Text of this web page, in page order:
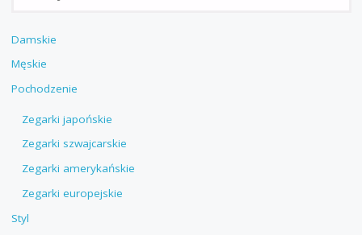
Damskie
Męskie
Pochodzenie
Zegarki japońskie
Zegarki szwajcarskie
Zegarki amerykańskie
Zegarki europejskie
Styl